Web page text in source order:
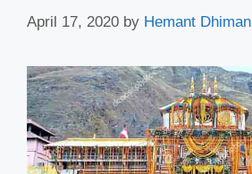
April 17, 2020 by Hemant Dhiman